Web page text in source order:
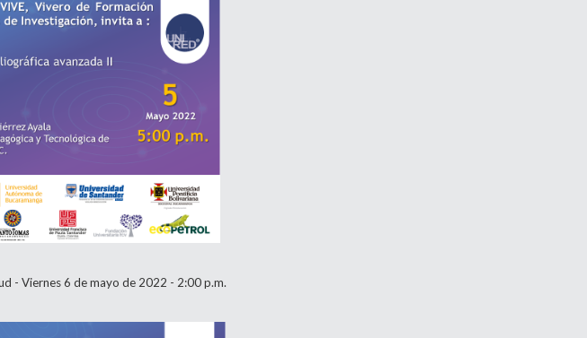
- Viernes 6 de mayo de 2022 - 2:00 p.m.